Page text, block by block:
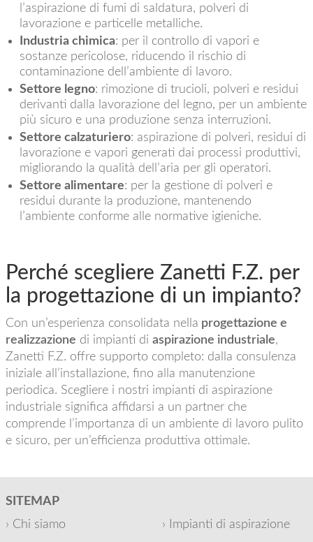
l’aspirazione di fumi di saldatura, polveri di
lavorazione e particelle metalliche.
Industria chimica: per il controllo di vapori e
sostanze pericolose, riducendo il rischio di
contaminazione dell’ambiente di lavoro.
Settore legno: rimozione di trucioli, polveri e residui
derivanti dalla lavorazione del legno, per un ambiente
più sicuro e una produzione senza interruzioni.
Settore calzaturiero: aspirazione di polveri, residui di
lavorazione e vapori generati dai processi produttivi,
migliorando la qualità dell’aria per gli operatori.
Settore alimentare: per la gestione di polveri e
residui durante la produzione, mantenendo
l’ambiente conforme alle normative igieniche.
Perché scegliere Zanetti F.Z. per
la progettazione di un impianto?
Con un’esperienza consolidata nella progettazione e
realizzazione di impianti di aspirazione industriale,
Zanetti F.Z. offre supporto completo: dalla consulenza
iniziale all’installazione, fino alla manutenzione
periodica. Scegliere i nostri impianti di aspirazione
industriale significa affidarsi a un partner che
comprende l’importanza di un ambiente di lavoro pulito
e sicuro, per un’efficienza produttiva ottimale.
SITEMAP
Chi siamo
Impianti di aspirazione